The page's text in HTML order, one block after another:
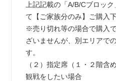
上記記載の「A/B/Cブロッ
て【ご家族分のみ】ご購入下
※売り切れ等の場合で購入
ざいませんが、別エリアで
す。
（２）指定席（１・２階含
観戦をしたい場合